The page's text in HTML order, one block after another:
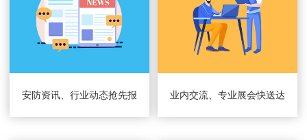
安防资讯、行业动态抢先报 业内交流、专业展会快送达